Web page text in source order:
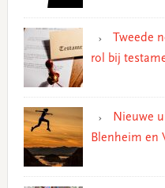
Tweede
rol bij
Nieuwe
Blenheim en